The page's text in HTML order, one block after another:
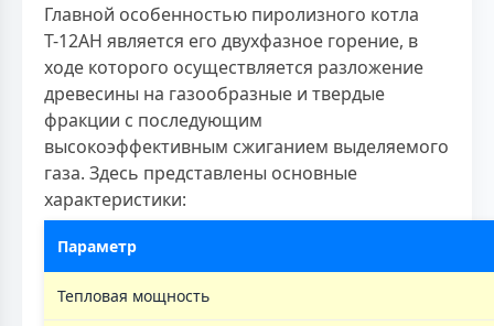
Главной особенностью пиролизного котла
Т-12АН является его двухфазное горение, в
ходе которого осуществляется разложение
древесины на газообразные и твердые
фракции с последующим
высокоэффективным сжиганием выделяемого
газа. Здесь представлены основные
характеристики:
Параметр
Тепловая мощность